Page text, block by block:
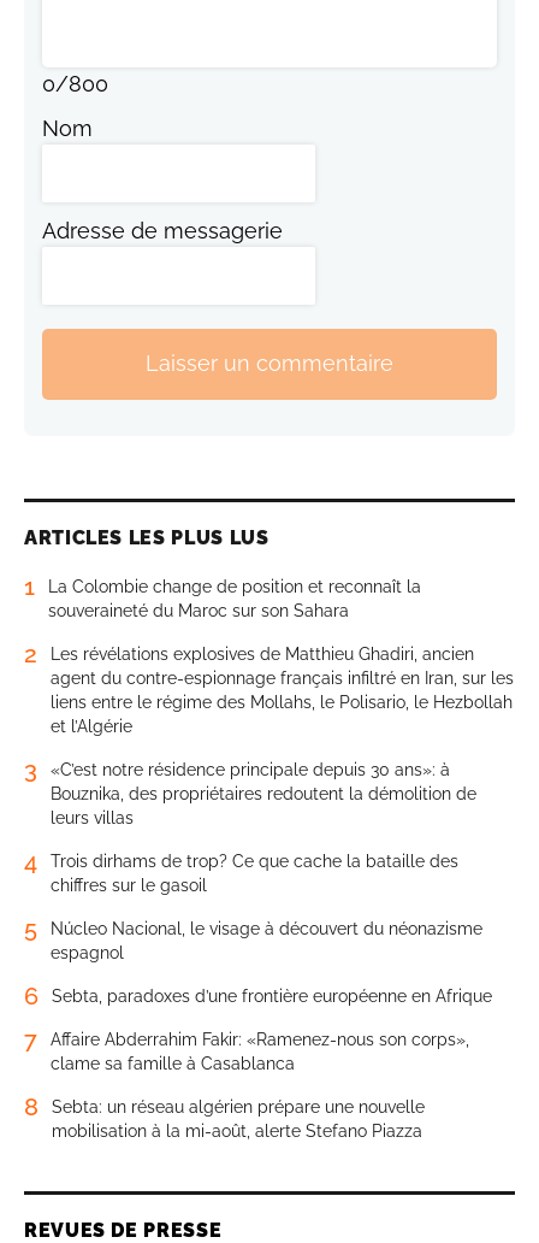
0/800
Nom
Adresse de messagerie
Laisser un commentaire
ARTICLES LES PLUS LUS
1
La Colombie change de position et reconnaît la
souveraineté du Maroc sur son Sahara
2
Les révélations explosives de Matthieu Ghadiri, ancien
agent du contre-espionnage français infiltré en Iran, sur les
liens entre le régime des Mollahs, le Polisario, le Hezbollah
et l’Algérie
3
«C’est notre résidence principale depuis 30 ans»: à
Bouznika, des propriétaires redoutent la démolition de
leurs villas
4
Trois dirhams de trop? Ce que cache la bataille des
chiffres sur le gasoil
5
Núcleo Nacional, le visage à découvert du néonazisme
espagnol
6 Sebta, paradoxes d’une frontière européenne en Afrique
7
Affaire Abderrahim Fakir: «Ramenez-nous son corps»,
clame sa famille à Casablanca
8
Sebta: un réseau algérien prépare une nouvelle
mobilisation à la mi-août, alerte Stefano Piazza
REVUES DE PRESSE